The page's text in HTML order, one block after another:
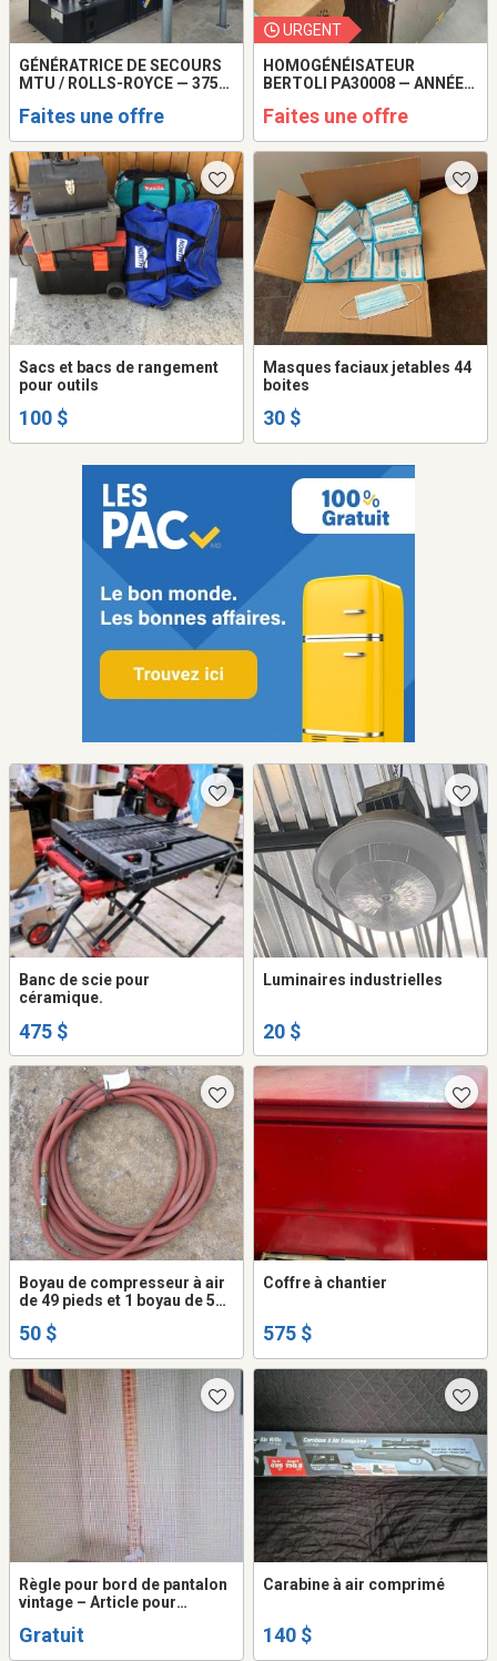
GÉNÉRATRICE DE SECOURS
MTU / ROLLS-ROYCE — 375
Faites une offre
URGENT
HOMOGÉNÉISATEUR
BERTOLI PA30008 — ANNÉE
Faites une offre
Sacs et bacs de rangement
pour outils
100 $
Masques faciaux jetables 44
boites
30 $
Banc de scie pour
céramique.
475 $
Luminaires industrielles
20 $
Boyau de compresseur à air
de 49 pieds et 1 boyau de 54
50 $
Coffre à chantier
575 $
Règle pour bord de pantalon
vintage – Article pour
Gratuit
Carabine à air comprimé
140 $